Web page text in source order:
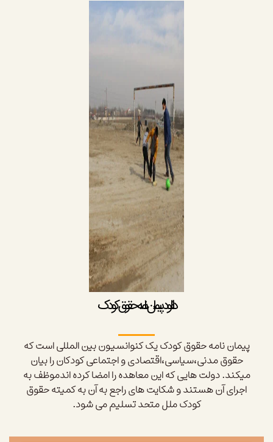
دانلود پیمان نامه حقوق کودک
پیمان نامه حقوق کودک یک کنوانسیون بین المللی است که
حقوق مدنی،سیاسی،اقتصادی و اجتماعی کودکان را بیان
میکند. دولت هایی که این معاهده را امضا کرده اندموظف به
اجرای آن هستند و شکایت های راجع به آن به کمیته حقوق
کودک ملل متحد تسلیم می شود.